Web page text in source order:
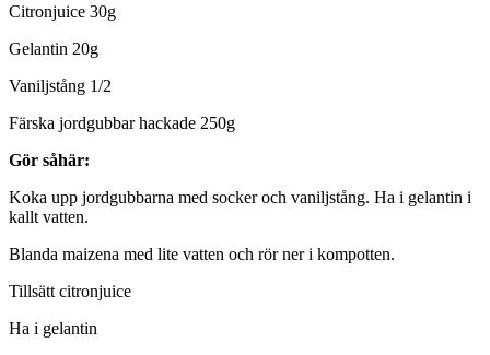
Citronjuice 30g
Gelantin 20g
Vaniljstång 1/2
Färska jordgubbar hackade 250g
Gör såhär:
Koka upp jordgubbarna med socker och vaniljstång. Ha i gelantin i
kallt vatten.
Blanda maizena med lite vatten och rör ner i kompotten.
Tillsätt citronjuice
Ha i gelantin